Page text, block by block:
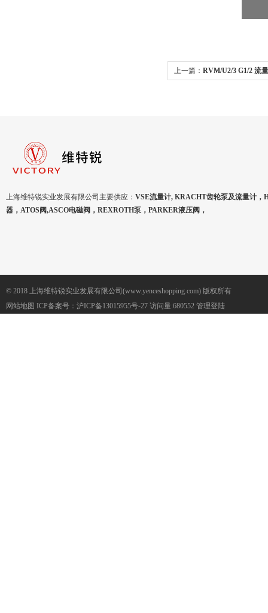
上一篇： RVM/U2/3 G1/2 流
上海维特锐实业发展有限公司主要供应： VSE流量计, KRACHT齿轮泵及流量计，
器，ATOS阀,ASCO电磁阀，REXROTH泵，PARKER液压阀，
© 2018 上海维特锐实业发展有限公司(www.yenceshopping.com) 版权所有
网站地图 ICP备案号： 沪ICP备13015955号-27 访问量:680552 管理登陆